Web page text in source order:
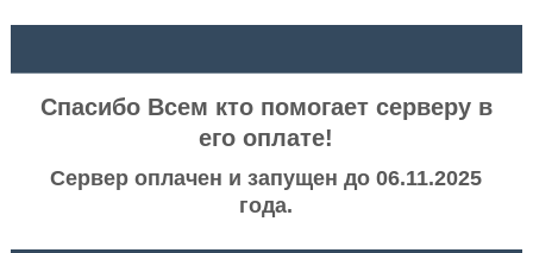
Спасибо Всем кто помогает серверу в
его оплате!
Сервер оплачен и запущен до 06.11.2025
года.